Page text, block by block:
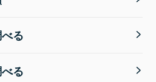
る
る